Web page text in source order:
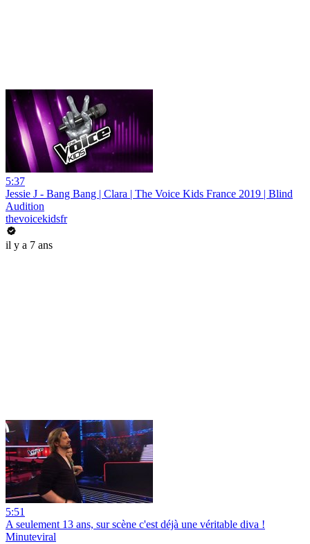
5:37
Jessie J - Bang Bang | Clara | The Voice Kids France 2019 | Blind
Audition
thevoicekidsfr
il y a 7 ans
5:51
A seulement 13 ans, sur scène c'est déjà une véritable diva !
Minuteviral